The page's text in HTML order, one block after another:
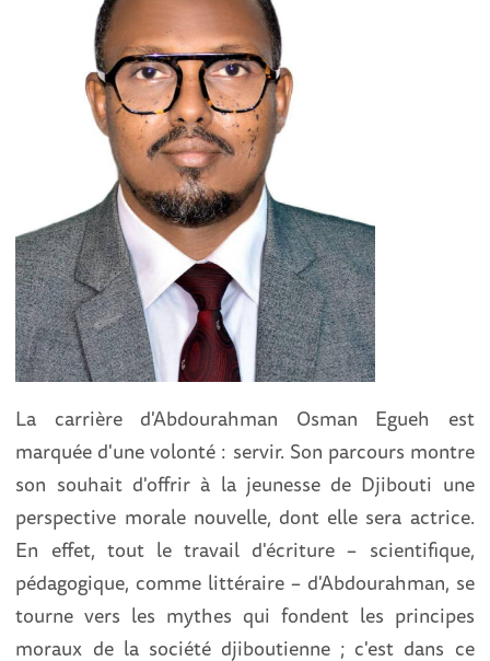
La carrière d'Abdourahman Osman Egueh est
marquée d'une volonté : servir. Son parcours montre
son souhait d'offrir à la jeunesse de Djibouti une
perspective morale nouvelle, dont elle sera actrice.
En effet, tout le travail d'écriture – scientifique,
pédagogique, comme littéraire – d'Abdourahman, se
tourne vers les mythes qui fondent les principes
moraux de la société djiboutienne ; c'est dans ce